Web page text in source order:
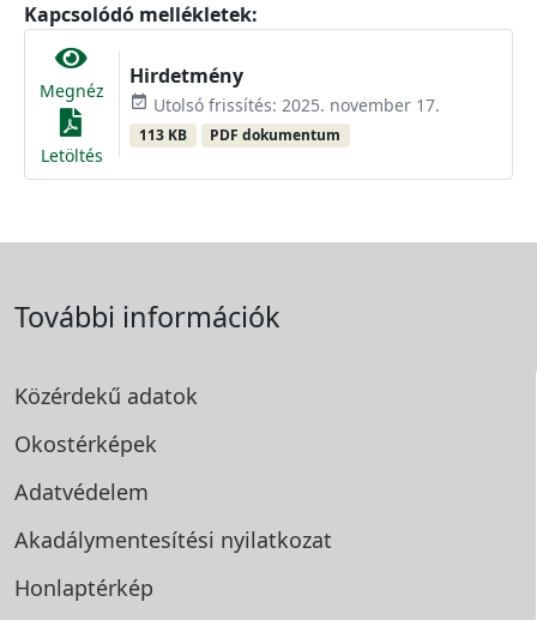
Kapcsolódó mellékletek:
Megnéz
Letöltés
Hirdetmény
event_available Utolsó frissítés: 2025. november 17.
113 KB PDF dokumentum
További információk
Közérdekű adatok
Okostérképek
Adatvédelem
Akadálymentesítési nyilatkozat
Honlaptérkép